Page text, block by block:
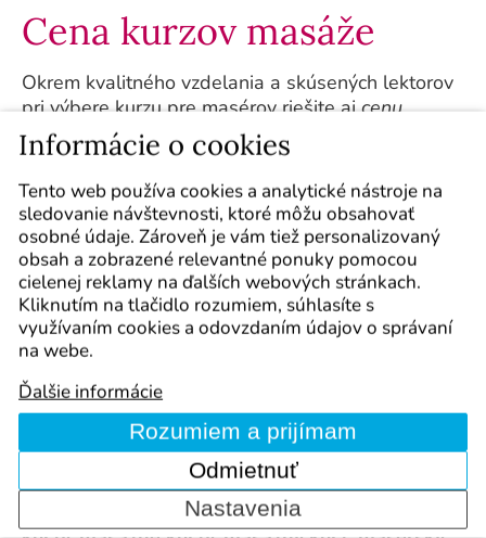
Cena kurzov masáže
Okrem kvalitného vzdelania a skúsených lektorov
pri výbere kurzu pre masérov riešite ajcenu
masérskeho kurzu
, čo je logické. Naše masérske
kurzy ponúkame za veľmi konkurencieschopné
ceny, aby sme vám umožnili získať kvalitné
vzdelanie bez zbytočného zaťaženia vášho
rozpočtu.
U nás platí, žecena masérskeho kurzu sa odvíja
od jeho dĺžky, rozsahu výučby, zamerania a ďalších
špecifík. Veríme, že naše ceny sú veľmi priaznivé a
zodpovedajú kvalite a úrovni našich kurzov.
Konkrétna cena je uvedená pri každom
masérskom kurze, teda v detaile kurzu.
Špecifikácia služieb: masérsky kurz, maserské
Informácie o cookies
Tento web používa cookies a analytické nástroje na
sledovanie návštevnosti, ktoré môžu obsahovať
osobné údaje. Zároveň je vám tiež personalizovaný
obsah a zobrazené relevantné ponuky pomocou
cielenej reklamy na ďalších webových stránkach.
Kliknutím na tlačidlo rozumiem, súhlasíte s
využívaním cookies a odovzdaním údajov o správaní
na webe.
Ďalšie informácie
Rozumiem a prijímam
Odmietnuť
Nastavenia